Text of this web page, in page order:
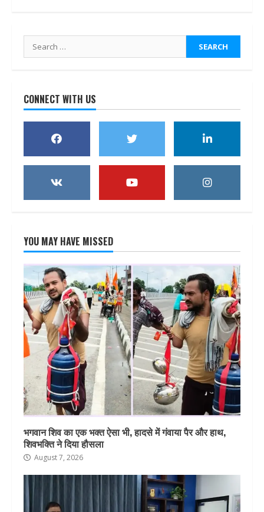
Search
for:
CONNECT WITH US
YOU MAY HAVE MISSED
भगवान शिव का एक भक्त ऐसा भी, हादसे में गंवाया पैर और हाथ,
शिवभक्ति ने दिया हौसला
August 7, 2026